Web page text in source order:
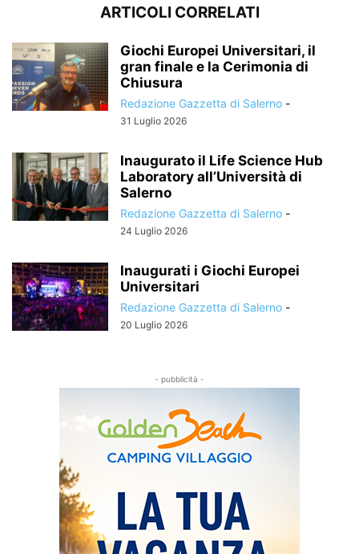
ARTICOLI CORRELATI
Giochi Europei Universitari, il
gran finale e la Cerimonia di
Chiusura
Redazione Gazzetta di Salerno -
31 Luglio 2026
Inaugurato il Life Science Hub
Laboratory all’Università di
Salerno
Redazione Gazzetta di Salerno -
24 Luglio 2026
Inaugurati i Giochi Europei
Universitari
Redazione Gazzetta di Salerno -
20 Luglio 2026
- pubblicità -